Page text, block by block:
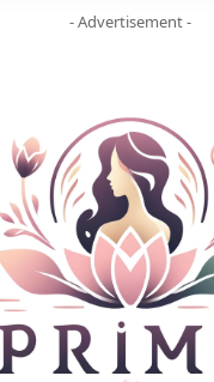
- Advertisement -